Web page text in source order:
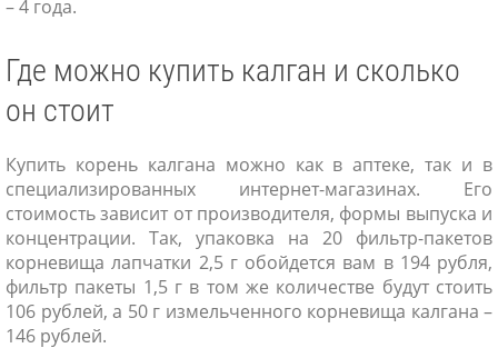
– 4 года.
Где можно купить калган и сколько
он стоит
Купить корень калгана можно как в аптеке, так и в
специализированных интернет-магазинах. Его
стоимость зависит от производителя, формы выпуска и
концентрации. Так, упаковка на 20 фильтр-пакетов
корневища лапчатки 2,5 г обойдется вам в 194 рубля,
фильтр пакеты 1,5 г в том же количестве будут стоить
106 рублей, а 50 г измельченного корневища калгана –
146 рублей.